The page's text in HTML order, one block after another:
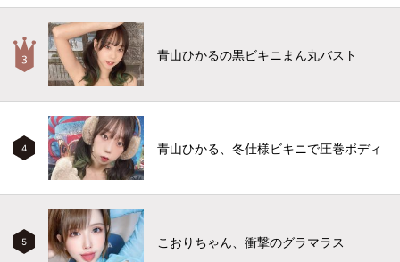
青山ひかるの黒ビキニまん丸バスト
4 青山ひかる、冬仕様ビキニで圧巻ボディ
5 こおりちゃん、衝撃のグラマラス